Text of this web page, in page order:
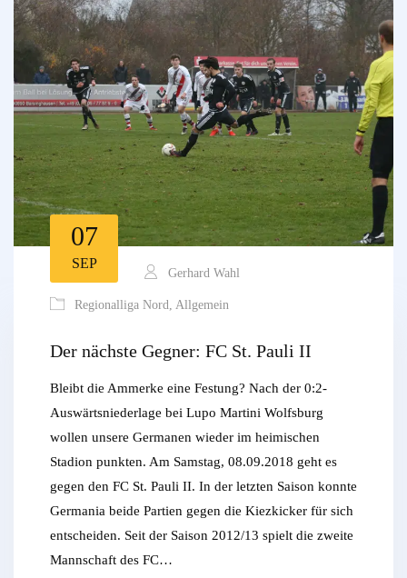
07
SEP
Gerhard Wahl
Regionalliga Nord, Allgemein
Der nächste Gegner: FC St. Pauli II
Bleibt die Ammerke eine Festung? Nach der 0:2-
Auswärtsniederlage bei Lupo Martini Wolfsburg
wollen unsere Germanen wieder im heimischen
Stadion punkten. Am Samstag, 08.09.2018 geht es
gegen den FC St. Pauli II. In der letzten Saison konnte
Germania beide Partien gegen die Kiezkicker für sich
entscheiden. Seit der Saison 2012/13 spielt die zweite
Mannschaft des FC…